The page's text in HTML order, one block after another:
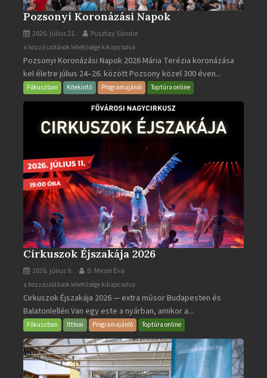
Pozsonyi Koronázási Napok
2026. július 21. Pusztay Sándor
Pozsonyi
Koronázási
Napok
bejegyzéshez
a hozzászólások lehetősége kikapcsolva
Pozsonyi Koronázási Napok 2026 Mária Terézia koronázása
kel életre július 24–26. között Pozsony közel 300 éven...
Fókuszban Kitekintő Programajánló Toptúra online
Cirkuszok Éjszakája 2026
2026. július 9. B. Mezei Éva
Cirkuszok
Éjszakája
2026
bejegyzéshez
a hozzászólások lehetősége kikapcsolva
Cirkuszok Éjszakája 2026 — extra műsor Budapesten és
Balatonlellén Van egy este a nyárban, amikor a...
Fókuszban Itthon Programajánló Toptúra online